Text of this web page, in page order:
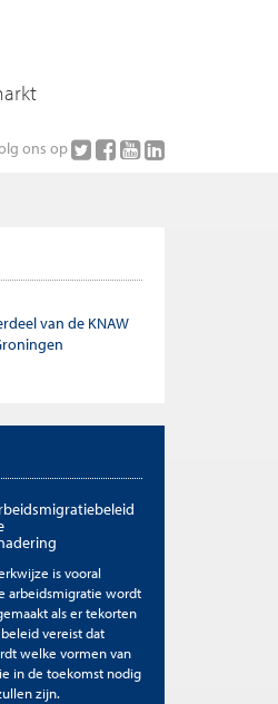
ons op
van de KNAW
is vooral
arbeidsmigratie wordt
als er tekorten
vereist dat
welke vormen van
in de toekomst nodig
zijn.